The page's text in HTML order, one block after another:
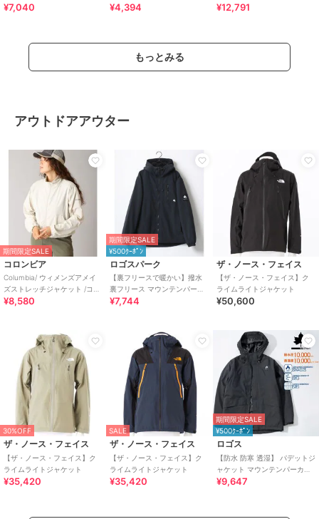
ージャケット 2WAY
¥7,040 ¥4,394 ¥12,791
もっとみる
アウトドアアウター
期間限定SALE
コロンビア
Columbia/ ウィメンズアメイ
ズストレッチジャケット /コロ
ンビア
¥8,580
期間限定SALE
¥500ｸｰﾎﾟﾝ
ロゴスパーク
【裏フリースで暖かい】撥水
裏フリース マウンテンパーカ
ー ジャンパー メンズ レディー
¥7,744
ザ・ノース・フェイス
【ザ・ノース・フェイス】ク
ライムライトジャケット
¥50,600
30%OFF
ザ・ノース・フェイス
【ザ・ノース・フェイス】ク
ライムライトジャケット
¥35,420
SALE
ザ・ノース・フェイス
【ザ・ノース・フェイス】ク
ライムライトジャケット
¥35,420
期間限定SALE
¥500ｸｰﾎﾟﾝ
ロゴス
【防水 防寒 透湿】 パデットジ
ャケット マウンテンパーカー
フーディー メンズ レディース
¥9,647